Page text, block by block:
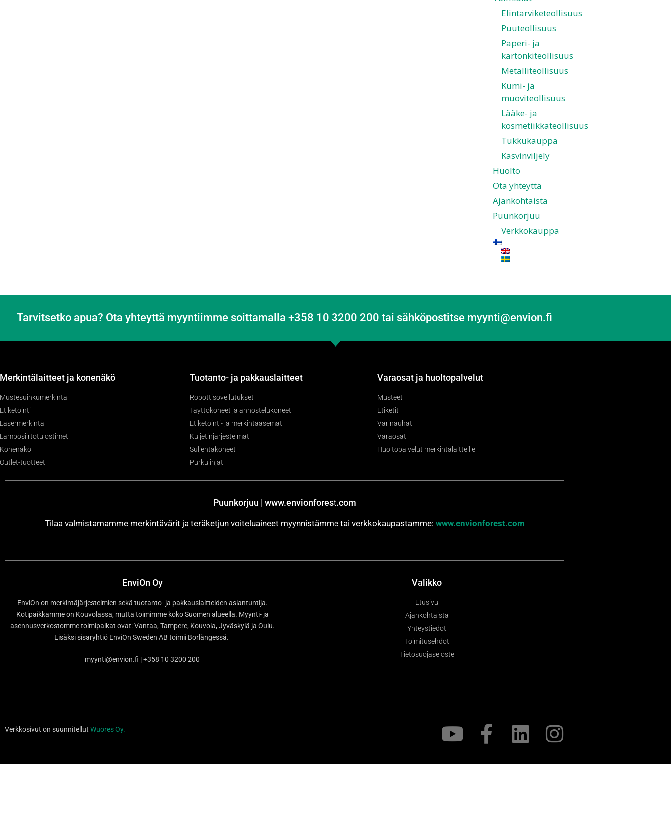
Elintarviketeollisuus
Puuteollisuus
Paperi- ja
kartonkiteollisuus
Metalliteollisuus
Kumi- ja
muoviteollisuus
Lääke- ja
kosmetiikkateollisuus
Tukkukauppa
Kasvinviljely
Huolto
Ota yhteyttä
Ajankohtaista
Puunkorjuu
Verkkokauppa
Tarvitsetko apua? Ota yhteyttä myyntiimme soittamalla +358 10 3200 200 tai sähköpostitse myynti@envion.fi
Merkintälaitteet ja konenäkö
Mustesuihkumerkintä
Etiketöinti
Lasermerkintä
Lämpösiirtotulostimet
Konenäkö
Outlet-tuotteet
Tuotanto- ja pakkauslaitteet
Robottisovellutukset
Täyttökoneet ja annostelukoneet
Etiketöinti- ja merkintäasemat
Kuljetinjärjestelmät
Suljentakoneet
Purkulinjat
Varaosat ja huoltopalvelut
Musteet
Etiketit
Värinauhat
Varaosat
Huoltopalvelut merkintälaitteille
Puunkorjuu | www.envionforest.com
Tilaa valmistamamme merkintävärit ja teräketjun voiteluaineet myynnistämme tai verkkokaupastamme: www.envionforest.com
EnviOn Oy
EnviOn on merkintäjärjestelmien sekä tuotanto- ja pakkauslaitteiden asiantuntija.
Kotipaikkamme on Kouvolassa, mutta toimimme koko Suomen alueella. Myynti- ja
asennusverkostomme toimipaikat ovat: Vantaa, Tampere, Kouvola, Jyväskylä ja Oulu.
Lisäksi sisaryhtiö EnviOn Sweden AB toimii Borlängessä.
myynti@envion.fi | +358 10 3200 200
Valikko
Etusivu
Ajankohtaista
Yhteystiedot
Toimitusehdot
Tietosuojaseloste
Verkkosivut on suunnitellut Wuores Oy.